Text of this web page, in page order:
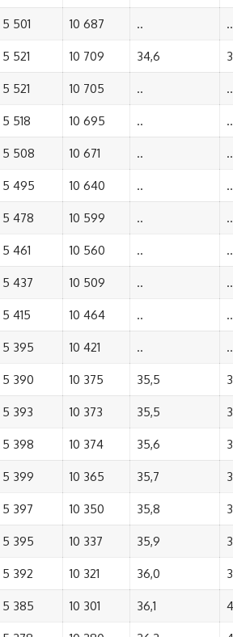
5 501 10 687 .. ..
5 521 10 709 34,6
5 521 10 705 .. ..
5 518 10 695 .. ..
5 508 10 671 .. ..
5 495 10 640 .. ..
5 478 10 599 .. ..
5 461 10 560 .. ..
5 437 10 509 .. ..
5 415 10 464 .. ..
5 395 10 421 .. ..
5 390 10 375 35,5
5 393 10 373 35,5
5 398 10 374 35,6
5 399 10 365 35,7
5 397 10 350 35,8
5 395 10 337 35,9
5 392 10 321 36,0
5 385 10 301 36,1